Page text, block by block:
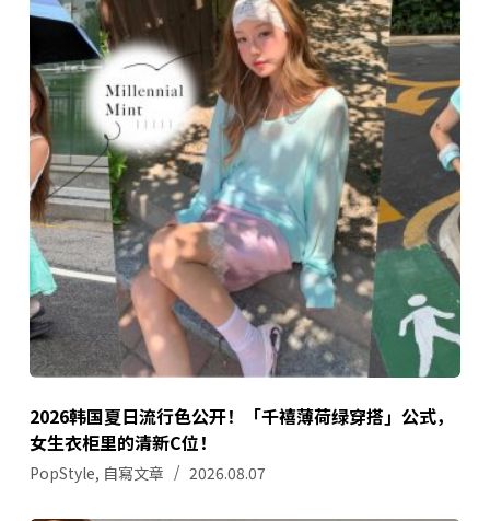
2026韩国夏日流行色公开！「千禧薄荷绿穿搭」公式，
女生衣柜里的清新C位！
PopStyle, 自寫文章 2026.08.07